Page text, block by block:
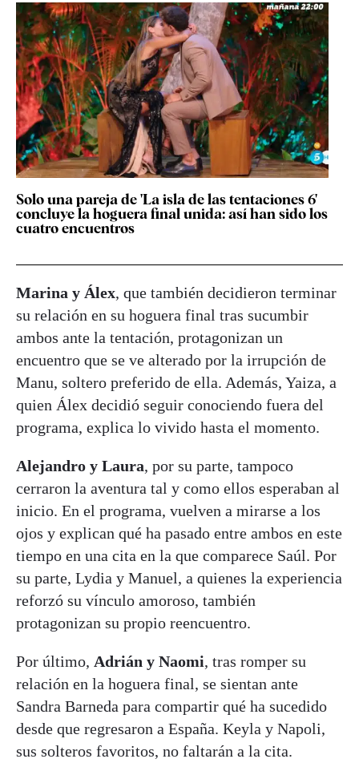
Solo una pareja de 'La isla de las tentaciones 6'
concluye la hoguera final unida: así han sido los
cuatro encuentros
Marina y Álex, que también decidieron terminar
su relación en su hoguera final tras sucumbir
ambos ante la tentación, protagonizan un
encuentro que se ve alterado por la irrupción de
Manu, soltero preferido de ella. Además, Yaiza, a
quien Álex decidió seguir conociendo fuera del
programa, explica lo vivido hasta el momento.
Alejandro y Laura, por su parte, tampoco
cerraron la aventura tal y como ellos esperaban al
inicio. En el programa, vuelven a mirarse a los
ojos y explican qué ha pasado entre ambos en este
tiempo en una cita en la que comparece Saúl. Por
su parte, Lydia y Manuel, a quienes la experiencia
reforzó su vínculo amoroso, también
protagonizan su propio reencuentro.
Por último, Adrián y Naomi, tras romper su
relación en la hoguera final, se sientan ante
Sandra Barneda para compartir qué ha sucedido
desde que regresaron a España. Keyla y Napoli,
sus solteros favoritos, no faltarán a la cita.